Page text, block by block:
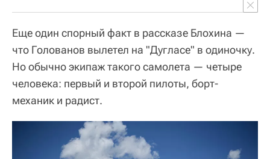
Еще один спорный факт в рассказе Блохина —
что Голованов вылетел на "Дугласе" в одиночку.
Но обычно экипаж такого самолета — четыре
человека: первый и второй пилоты, борт-
механик и радист.